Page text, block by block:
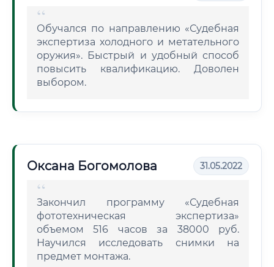
Обучался по направлению «Судебная
экспертиза холодного и метательного
оружия». Быстрый и удобный способ
повысить квалификацию. Доволен
выбором.
Оксана Богомолова 31.05.2022
Закончил программу «Судебная
фототехническая экспертиза»
объемом 516 часов за 38000 руб.
Научился исследовать снимки на
предмет монтажа.